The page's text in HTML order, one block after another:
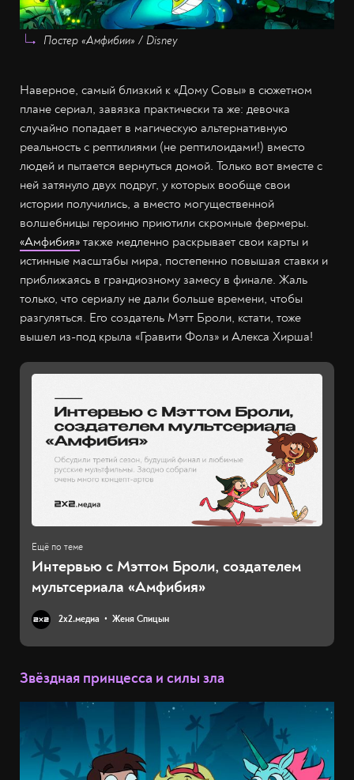
Постер «Амфибии» / Disney
Наверное, самый близкий к «Дому Совы» в сюжетном
плане сериал, завязка практически та же: девочка
случайно попадает в магическую альтернативную
реальность с рептилиями (не рептилоидами!) вместо
людей и пытается вернуться домой. Только вот вместе с
ней затянуло двух подруг, у которых вообще свои
истории получились, а вместо могущественной
волшебницы героиню приютили скромные фермеры.
«Амфибия» также медленно раскрывает свои карты и
истинные масштабы мира, постепенно повышая ставки и
приближаясь в грандиозному замесу в финале. Жаль
только, что сериалу не дали больше времени, чтобы
разгуляться. Его создатель Мэтт Броли, кстати, тоже
вышел из-под крыла «Гравити Фолз» и Алекса Хирша!
Интервью с Мэттом Броли, создателем
мультсериала «Амфибия»
2х2.медиа Женя Спицын
Звёздная принцесса и силы зла